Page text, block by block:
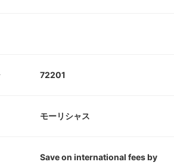
72201
モーリシャス
Save on international fees by